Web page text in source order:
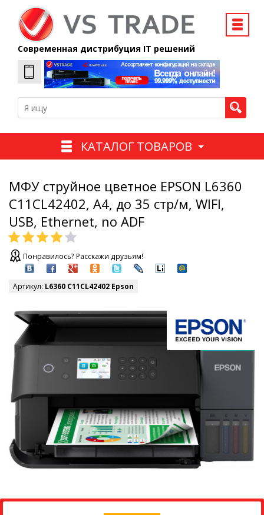
Современная дистрибуция IT решений
КАТАЛОГ ТОВАРОВ
МФУ струйное цветное EPSON L6360
C11CL42402, А4, до 35 стр/м, WIFI,
USB, Ethernet, no ADF
Понравилось? Расскажи друзьям!
Артикул: L6360 C11CL42402 Epson